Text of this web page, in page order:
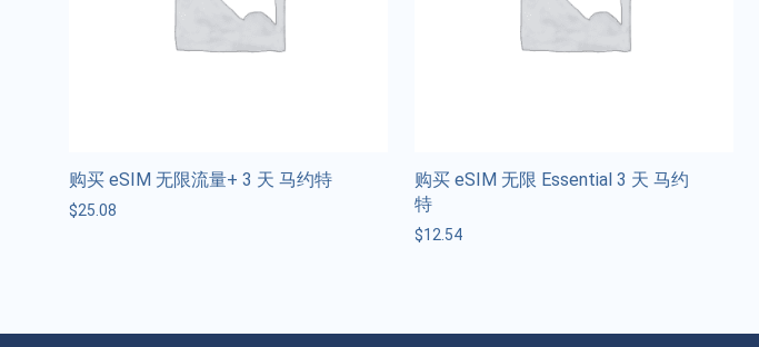
购买 eSIM 无限流量+ 3 天 马约特
$25.08
购买 eSIM 无限 Essential 3 天 马约
特
$12.54